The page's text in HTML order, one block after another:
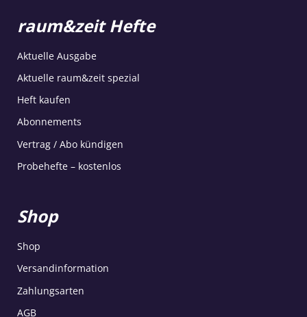
raum&zeit Hefte
Aktuelle Ausgabe
Aktuelle raum&zeit spezial
Heft kaufen
Abonnements
Vertrag / Abo kündigen
Probehefte – kostenlos
Shop
Shop
Versandinformation
Zahlungsarten
AGB